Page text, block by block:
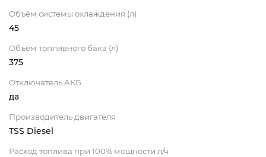
Объём системы охлаждения (л)
45
Объём топливного бака (л)
375
Отключатель АКБ
да
Производитель двигателя
TSS Diesel
Расход топлива при 100% мощности л/ч